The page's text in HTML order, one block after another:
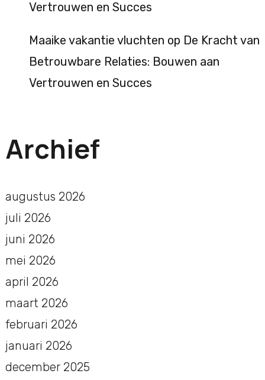
Vertrouwen en Succes
Maaike vakantie vluchten op De Kracht van
Betrouwbare Relaties: Bouwen aan
Vertrouwen en Succes
Archief
augustus 2026
juli 2026
juni 2026
mei 2026
april 2026
maart 2026
februari 2026
januari 2026
december 2025